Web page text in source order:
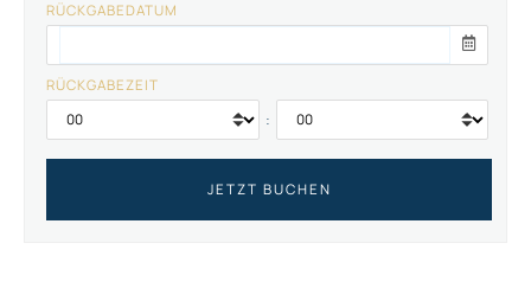
RÜCKGABEDATUM
RÜCKGABEZEIT
: